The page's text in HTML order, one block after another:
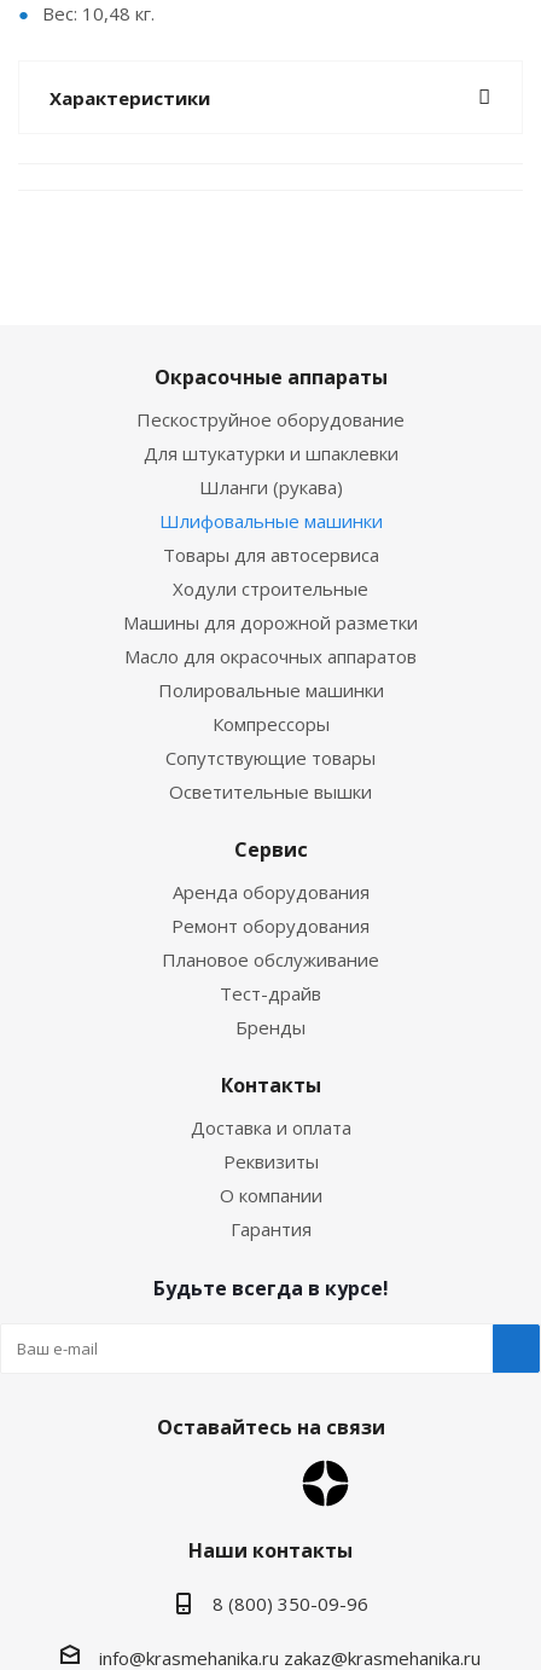
Вес: 10,48 кг.
Характеристики
Окрасочные аппараты
Пескоструйное оборудование
Для штукатурки и шпаклевки
Шланги (рукава)
Шлифовальные машинки
Товары для автосервиса
Ходули строительные
Машины для дорожной разметки
Масло для окрасочных аппаратов
Полировальные машинки
Компрессоры
Сопутствующие товары
Осветительные вышки
Сервис
Аренда оборудования
Ремонт оборудования
Плановое обслуживание
Тест-драйв
Бренды
Контакты
Доставка и оплата
Реквизиты
О компании
Гарантия
Будьте всегда в курсе!
Оставайтесь на связи
Наши контакты
8 (800) 350-09-96
info@krasmehanika.ru zakaz@krasmehanika.ru